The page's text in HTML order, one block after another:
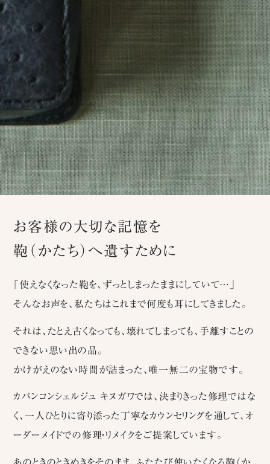
お客様の大切な記憶を
鞄（かたち）へ遺すために
「使えなくなった鞄を、ずっとしまったままにしていて…」
そんなお声を、私たちはこれまで何度も耳にしてきました。
それは、たとえ古くなっても、壊れてしまっても、手離すことの
できない思い出の品。
かけがえのない時間が詰まった、唯一無二の宝物です。
カバンコンシェルジュ キヌガワでは、決まりきった修理ではな
く、一人ひとりに寄り添った丁寧なカウンセリングを通して、オ
ーダーメイドでの修理・リメイクをご提案しています。